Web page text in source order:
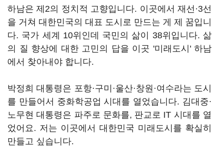
하남은 제2의 정치적 고향입니다. 이곳에서 재선·3선
을 거쳐 대한민국의 대표 도시로 만드는 게 제 꿈입니
다. 국가 세계 10위인데 국민의 삶이 38위입니다. 삶
의 질 향상에 대한 고민의 답을 이곳 '미래도시' 하남
에서 찾아내야 합니다.
박정희 대통령은 포항·구미·울산·창원·여수라는 도시
를 만들어서 중화학공업 시대를 열었습니다. 김대중·
노무현 대통령은 파주로 문화를, 판교로 IT 시대를 열
었어요. 저는 이곳에서 대한민국 미래도시를 확실히
만들고 싶습니다.